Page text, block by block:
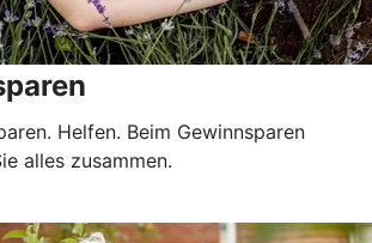
Helfen. Beim Gewinnsparen
alles zusammen.